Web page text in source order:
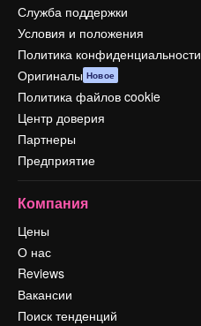
Служба поддержки
Условия и положения
Политика конфиденциальности
Оригиналы Новое
Политика файлов cookie
Центр доверия
Партнеры
Предприятие
Компания
Цены
О нас
Reviews
Вакансии
Поиск тенденций